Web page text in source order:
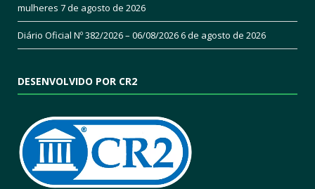
mulheres 7 de agosto de 2026
Diário Oficial Nº 382/2026 – 06/08/20266 de agosto de 2026
DESENVOLVIDO POR CR2